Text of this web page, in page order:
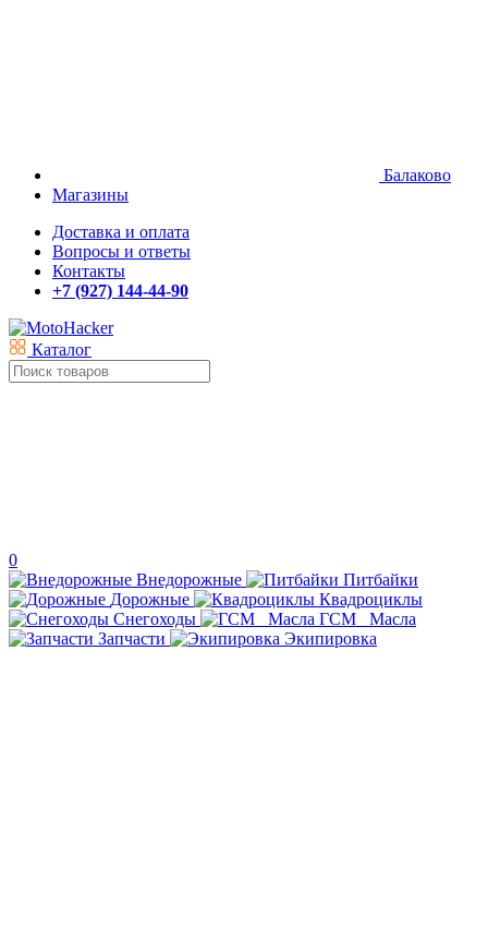
Балаково
Магазины
Доставка и оплата
Вопросы и ответы
Контакты
+7 (927) 144-44-90
Каталог
0
Внедорожные
Питбайки
Дорожные
Квадроциклы
Снегоходы
ГСМ _Масла
Запчасти
Экипировка